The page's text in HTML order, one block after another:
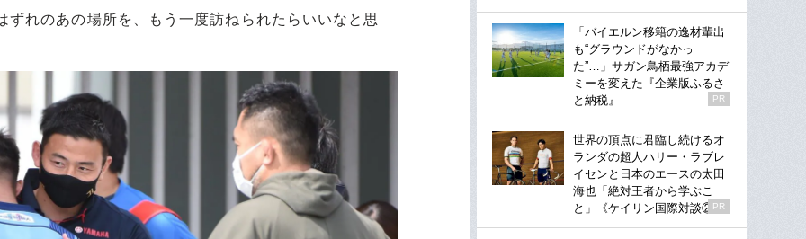
れのあの場所を、もう一度訪ねられたらいいなと思
「バイエルン移籍の逸材輩出
も“グラウンドがなかっ
た”…」サガン鳥栖最強アカデ
ミーを変えた『企業版ふるさ
と納税』
PR
世界の頂点に君臨し続けるオ
ランダの超人ハリー・ラブレ
イセンと日本のエースの太田
海也「絶対王者から学ぶこ
と」《ケイリン国際対談②》
PR